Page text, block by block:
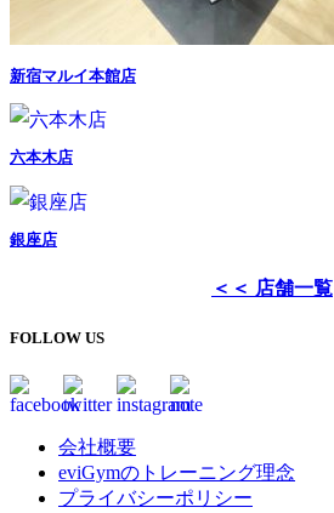
新宿マルイ本館店
六本木店
銀座店
＜＜ 店舗一覧
FOLLOW US
会社概要
eviGymのトレーニング理念
プライバシーポリシー